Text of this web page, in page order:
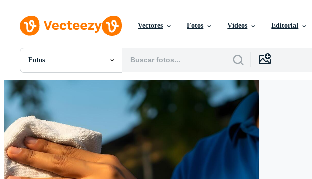
Vectores Fotos Vídeos Editorial
Fotos
Todas Imágenes
Fotos
SVGs
Plantillas
Vectores
Videos
Gráficos en Movimiento
Imágenes Editoriales
Eventos Editoriales